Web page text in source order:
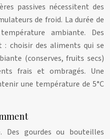
passives nécessitent des
de froid. La durée de
ambiante. Des
choisir des aliments qui se
(conserves, fruits secs)
frais et ombragés. Une
une température de 5°C
Des gourdes ou bouteilles